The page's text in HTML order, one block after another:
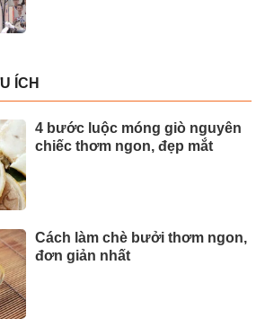
ÍCH
4 bước luộc móng giò nguyên
chiếc thơm ngon, đẹp mắt
Cách làm chè bưởi thơm ngon,
đơn giản nhất